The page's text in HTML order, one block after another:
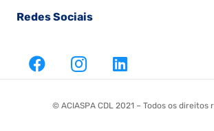
Redes Sociais
© ACIASPA CDL 2021 – Todos os direitos